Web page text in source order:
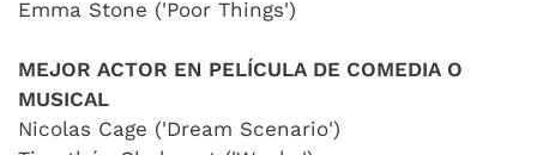
Emma Stone ('Poor Things')
MEJOR ACTOR EN PELÍCULA DE COMEDIA O
MUSICAL
Nicolas Cage ('Dream Scenario')